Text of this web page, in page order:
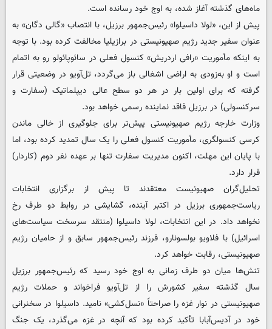
ماه‌های گذشته آغاز شده، به اوج خود رسانده است.
پیش از این، «لولا داسیلوا» رئیس‌جمهور برزیل، با انتصاب «گالی دگان» به
عنوان سفیر جدید رژیم صهیونیستی در برازیلیا مخالفت کرده بود. با توجه
به اینکه مأموریت «رافی اردریش» کنسول فعلی در سائوپائولو رو به اتمام
است و او به‌زودی به اراضی اشغالی باز می‌گردد، تل‌آویو در وضعیتی قرار
گرفته که برای اولین بار در هر دو سطح عالی دیپلماتیک (سفارت و
سرکنسولی) در برزیل فاقد نماینده رسمی خواهد بود.
وزارت خارجه رژیم صهیونیستی پیش‌تر برای جلوگیری از خالی ماندن
کرسی کنسولگری، مأموریت کنسول فعلی را یک سال تمدید کرده بود، اما
با پایان این مهلت، اکنون مدیریت سفارت تنها بر عهده نفر دوم (کاردار)
قرار دارد.
تحلیل‌گران صهیونیست معتقدند تا پیش از برگزاری انتخابات
ریاست‌جمهوری برزیل در اکتبر آینده، گشایشی در روابط دو طرف رخ
نخواهد داد. در این انتخابات، لولا داسیلوا (منتقد سرسخت سیاست‌های
اسرائیل) با فلاویو بولسونارو، فرزند رئیس‌جمهور سابق و از حامیان رژیم
صهیونیستی، رقابت خواهد کرد.
تنش‌ها میان دو طرف زمانی به اوج خود رسید که رئیس‌جمهور برزیل
سال گذشته سفیر کشورش را از تل‌آویو فراخواند و حملات رژیم
صهیونیستی در نوار غزه را صراحتاً «نسل‌کشی» نامید. داسیلوا در سخنرانی
خود در آدیس‌آبابا تأکید کرده بود که آنچه در غزه می‌گذرد، یک جنگ